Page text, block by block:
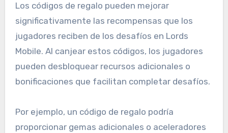
Los códigos de regalo pueden mejorar
significativamente las recompensas que los
jugadores reciben de los desafíos en Lords
Mobile. Al canjear estos códigos, los jugadores
pueden desbloquear recursos adicionales o
bonificaciones que facilitan completar desafíos.
Por ejemplo, un código de regalo podría
proporcionar gemas adicionales o aceleradores